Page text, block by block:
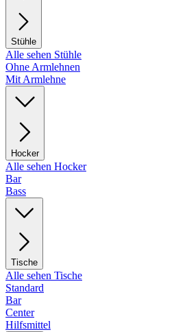
Stühle
Alle sehen Stühle
Ohne Armlehnen
Mit Armlehne
Hocker
Alle sehen Hocker
Bar
Bass
Tische
Alle sehen Tische
Standard
Bar
Center
Hilfsmittel